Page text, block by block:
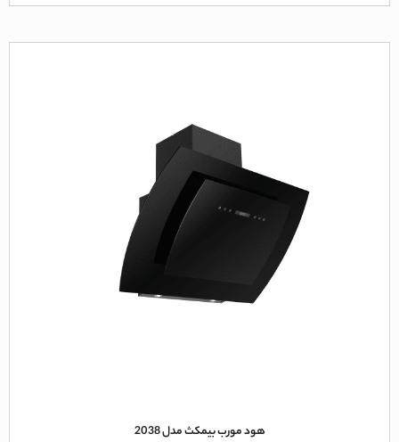
هود مورب بیمکث مدل 2038